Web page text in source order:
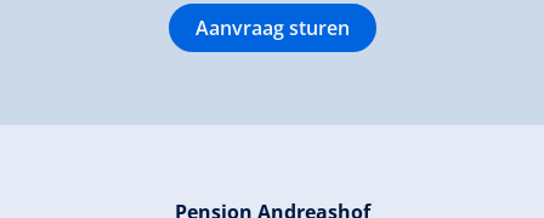
Aanvraag sturen
Pension Andreashof